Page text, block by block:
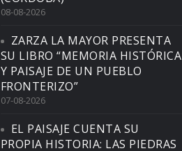
08-08-2026
ZARZA LA MAYOR PRESENTA
SU LIBRO “MEMORIA HISTÓRICA
Y PAISAJE DE UN PUEBLO
FRONTERIZO”
07-08-2026
EL PAISAJE CUENTA SU
PROPIA HISTORIA: LAS PIEDRAS